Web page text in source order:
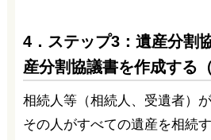
4．ステップ3：遺産分割
産分割協議書を作成する
相続人等（相続人、受遺者）
その人がすべての遺産を相続